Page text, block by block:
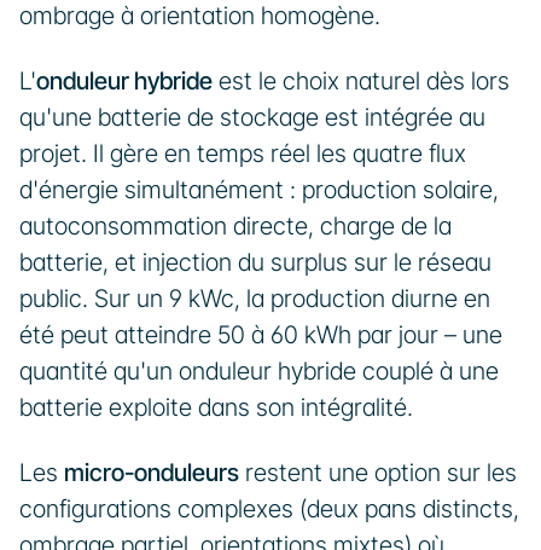
ombrage à orientation homogène.
L'onduleur hybride est le choix naturel dès lors
qu'une batterie de stockage est intégrée au
projet. Il gère en temps réel les quatre flux
d'énergie simultanément : production solaire,
autoconsommation directe, charge de la
batterie, et injection du surplus sur le réseau
public. Sur un 9 kWc, la production diurne en
été peut atteindre 50 à 60 kWh par jour – une
quantité qu'un onduleur hybride couplé à une
batterie exploite dans son intégralité.
Les micro-onduleurs restent une option sur les
configurations complexes (deux pans distincts,